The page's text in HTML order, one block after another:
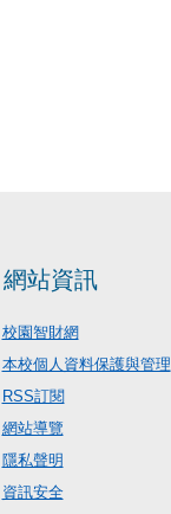
網站資訊
校園智財網
本校個人資料保護與管理
RSS訂閱
網站導覽
隱私聲明
資訊安全